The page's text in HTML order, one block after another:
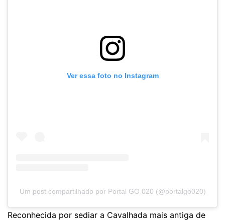
Ver essa foto no Instagram
Um post compartilhado por Portal GO 020 (@portalgo020)
Reconhecida por sediar a Cavalhada mais antiga de